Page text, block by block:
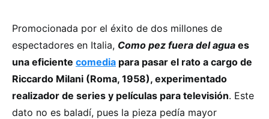
Promocionada por el éxito de dos millones de
espectadores en Italia, Como pez fuera del agua es
una eficiente comedia para pasar el rato a cargo de
Riccardo Milani (Roma, 1958), experimentado
realizador de series y películas para televisión. Este
dato no es baladí, pues la pieza pedía mayor